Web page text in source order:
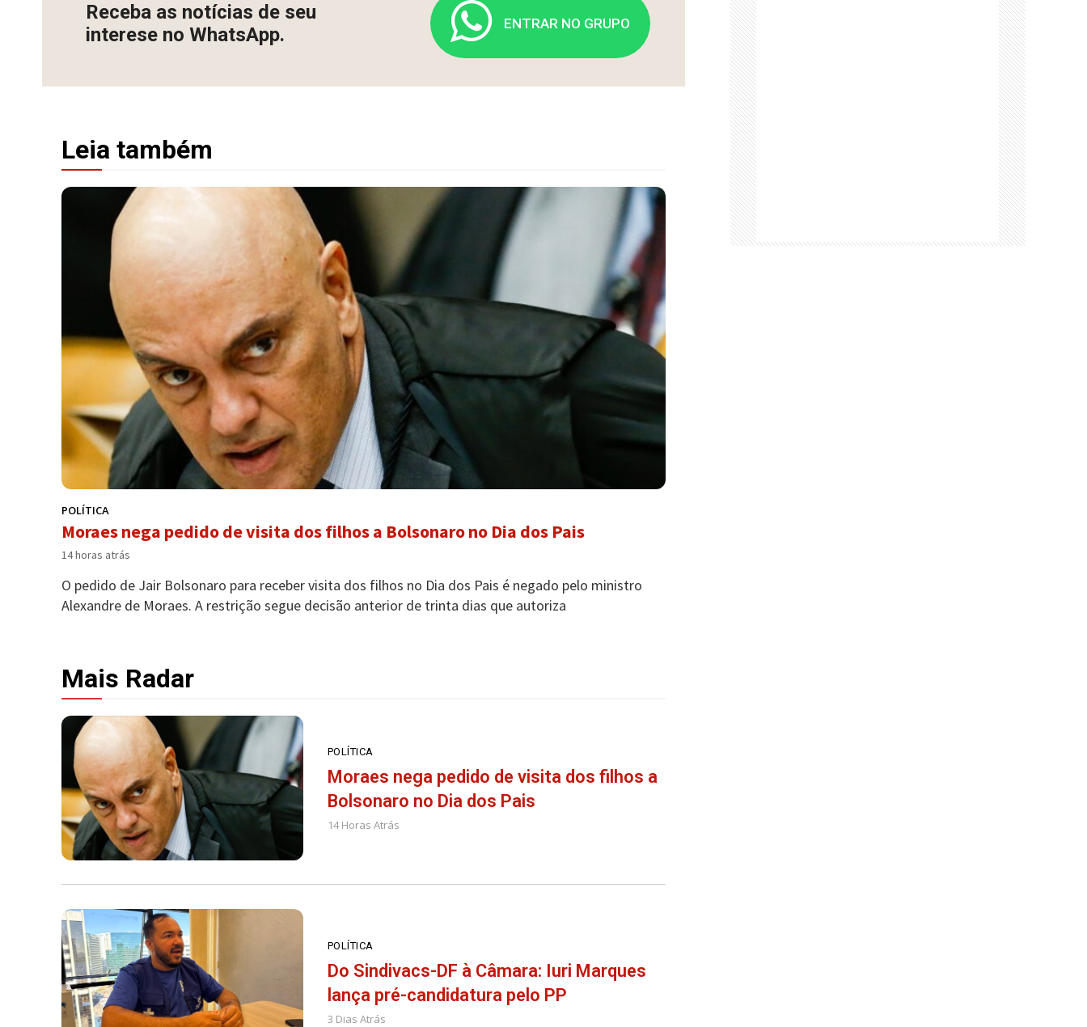
Receba as notícias de seu
interese no WhatsApp.
ENTRAR NO GRUPO
Leia também
POLÍTICA
Moraes nega pedido de visita dos filhos a Bolsonaro no Dia dos Pais
14 horas atrás
O pedido de Jair Bolsonaro para receber visita dos filhos no Dia dos Pais é negado pelo ministro
Alexandre de Moraes. A restrição segue decisão anterior de trinta dias que autoriza
Mais Radar
POLÍTICA
Moraes nega pedido de visita dos filhos a
Bolsonaro no Dia dos Pais
14 Horas Atrás
POLÍTICA
Do Sindivacs-DF à Câmara: Iuri Marques
lança pré-candidatura pelo PP
3 Dias Atrás